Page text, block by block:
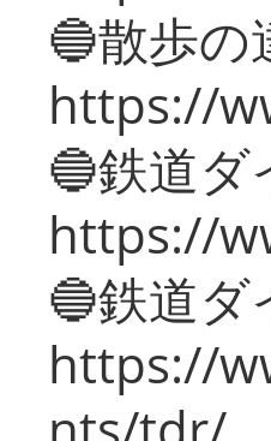
🔵散歩の
https://
🔵鉄道ダ
https://
🔵鉄道
https://